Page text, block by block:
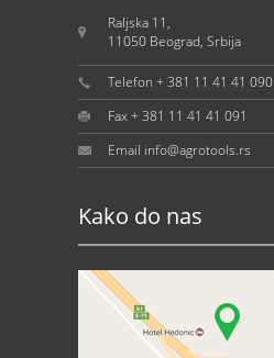
Raljska 11,
11050 Beograd, Srbija
Telefon + 381 11 41 41 090
Fax + 381 11 41 41 091
Email info@agrotools.rs
Kako do nas